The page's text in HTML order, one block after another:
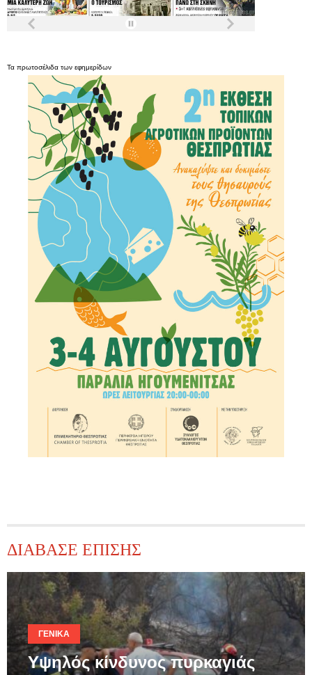
Τα πρωτοσέλιδα των εφημερίδων
ΔΙΑΒΑΣΕ ΕΠΙΣΗΣ
ΓΕΝΙΚΆ
Υψηλός κίνδυνος πυρκαγιάς